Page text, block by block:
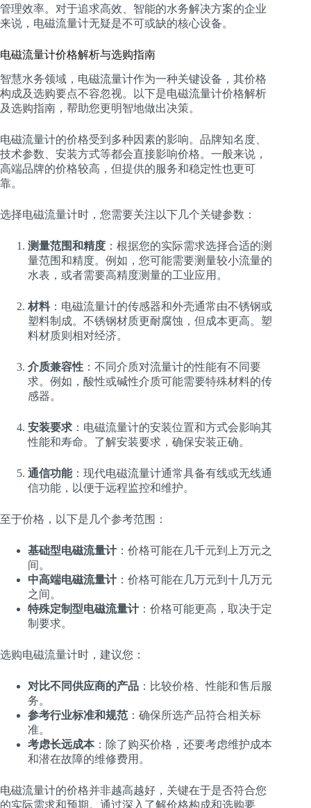
管理效率。对于追求高效、智能的水务解决方案的企业
来说，电磁流量计无疑是不可或缺的核心设备。
电磁流量计价格解析与选购指南
智慧水务领域，电磁流量计作为一种关键设备，其价格
构成及选购要点不容忽视。以下是电磁流量计价格解析
及选购指南，帮助您更明智地做出决策。
电磁流量计的价格受到多种因素的影响。品牌知名度、
技术参数、安装方式等都会直接影响价格。一般来说，
高端品牌的价格较高，但提供的服务和稳定性也更可
靠。
选择电磁流量计时，您需要关注以下几个关键参数：
测量范围和精度 ：根据您的实际需求选择合适的测
量范围和精度。例如，您可能需要测量较小流量的
水表，或者需要高精度测量的工业应用。
材料：电磁流量计的传感器和外壳通常由不锈钢或
塑料制成。不锈钢材质更耐腐蚀，但成本更高。塑
料材质则相对经济。
介质兼容性 ：不同介质对流量计的性能有不同要
求。例如，酸性或碱性介质可能需要特殊材料的传
感器。
安装要求 ：电磁流量计的安装位置和方式会影响其
性能和寿命。了解安装要求，确保安装正确。
通信功能：现代电磁流量计通常具备有线或无线通
信功能，以便于远程监控和维护。
至于价格，以下是几个参考范围：
基础型电磁流量计：价格可能在几千元到上万元之
间。
中高端电磁流量计：价格可能在几万元到十几万元
之间。
特殊定制型电磁流量计：价格可能更高，取决于定
制要求。
选购电磁流量计时，建议您：
对比不同供应商的产品 ：比较价格、性能和售后服
务。
参考行业标准和规范：确保所选产品符合相关标
准。
考虑长远成本：除了购买价格，还要考虑维护成本
和潜在故障的维修费用。
电磁流量计的价格并非越高越好，关键在于是否符合您
的实际需求和预期。通过深入了解价格构成和选购要